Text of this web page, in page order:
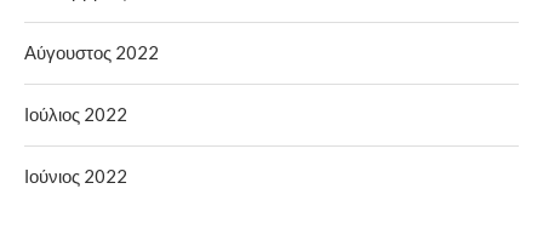
Αύγουστος 2022
Ιούλιος 2022
Ιούνιος 2022